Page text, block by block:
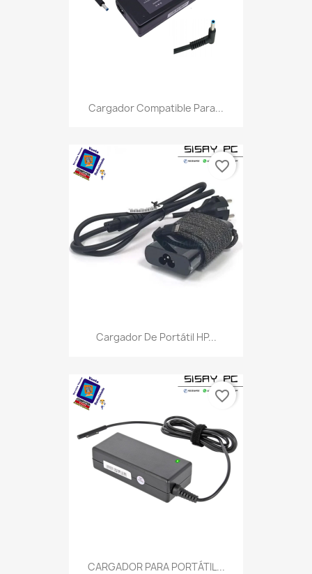
Cargador Compatible Para...
Cargador De Portátil HP...
favorite_border
CARGADOR PARA PORTÁTIL...
favorite_border